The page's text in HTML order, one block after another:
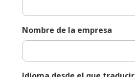
Nombre de la empresa